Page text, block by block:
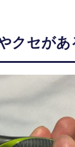
クセがあ